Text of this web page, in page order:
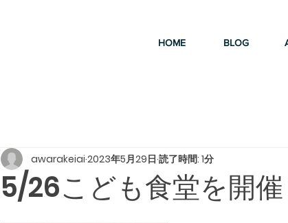
HOME BLOG
5/26こども食堂を開
awarakeiai 2023年5月29日 読了時間: 1分